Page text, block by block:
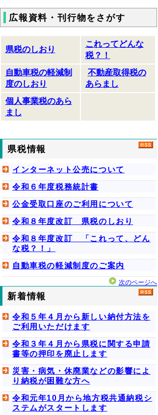
広報資料・刊行物をさがす
県税のしおり
これってどんな
税？！
自動車税の軽減制
度のしおり
不動産取得税の
あらまし
個人事業税のあら
まし
県税情報
インターネット公売について
令和６年度税務統計書
公金受取口座のご利用について
令和８年度改訂 県税のしおり
令和８年度改訂 「これって、どん
な税？！」
自動車税の軽減制度のご案内
次のページへ
新着情報
令和５年４月から新しい納付方法を
ご利用いただけます
令和３年４月から県税に関する申請
書等の押印を廃止します
災害・病気・休廃業などの影響によ
り納税が困難な方へ
令和元年10月から地方税共通納税シ
ステムがスタートします